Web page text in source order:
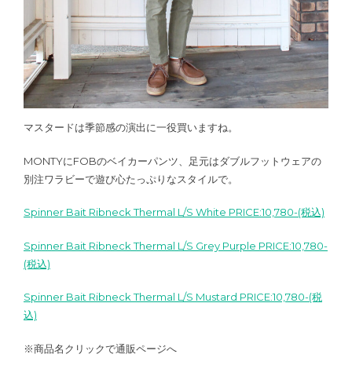
マスタードは季節感の演出に一役買いますね。
MONTYにFOBのベイカーパンツ、足元はダブルフットウェアの
別注ワラビーで遊び心たっぷりなスタイルで。
Spinner Bait Ribneck Thermal L/S White PRICE:10,780-(税込)
Spinner Bait Ribneck Thermal L/S Grey Purple PRICE:10,780-
(税込)
Spinner Bait Ribneck Thermal L/S Mustard PRICE:10,780-(税
込)
※商品名クリックで通販ページへ